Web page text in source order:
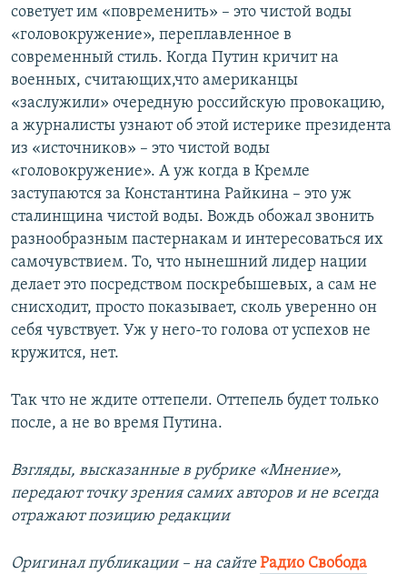
советует им «повременить» – это чистой воды
«головокружение», переплавленное в
современный стиль. Когда Путин кричит на
военных, считающих,что американцы
«заслужили» очередную российскую провокацию,
а журналисты узнают об этой истерике президента
из «источников» – это чистой воды
«головокружение». А уж когда в Кремле
заступаются за Константина Райкина – это уж
сталинщина чистой воды. Вождь обожал звонить
разнообразным пастернакам и интересоваться их
самочувствием. То, что нынешний лидер нации
делает это посредством поскребышевых, а сам не
снисходит, просто показывает, сколь уверенно он
себя чувствует. Уж у него-то голова от успехов не
кружится, нет.
Так что не ждите оттепели. Оттепель будет только
после, а не во время Путина.
Взгляды, высказанные в рубрике «Мнение»,
передают точку зрения самих авторов и не всегда
отражают позицию редакции
Оригинал публикации – на сайте Радио Свобода